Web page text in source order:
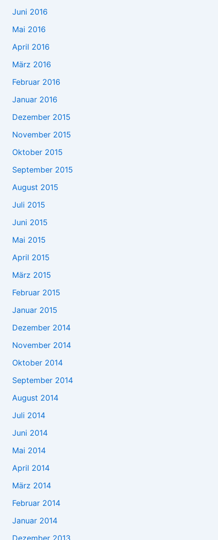
Juni 2016
Mai 2016
April 2016
März 2016
Februar 2016
Januar 2016
Dezember 2015
November 2015
Oktober 2015
September 2015
August 2015
Juli 2015
Juni 2015
Mai 2015
April 2015
März 2015
Februar 2015
Januar 2015
Dezember 2014
November 2014
Oktober 2014
September 2014
August 2014
Juli 2014
Juni 2014
Mai 2014
April 2014
März 2014
Februar 2014
Januar 2014
Dezember 2013